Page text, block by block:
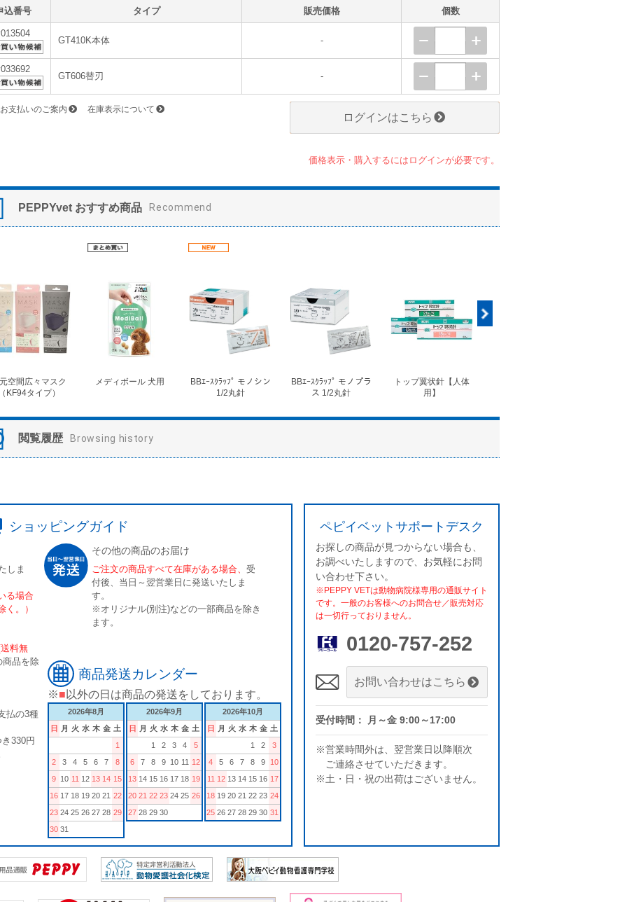
込番号 タイプ 販売価格 個数
GT410K本体 -
GT606替刃 -
支払いのご案内 在庫表示について
ログインはこちら
価格表示・購入するにはログインが必要です。
PEPPYvet おすすめ商品 Recommend
空間広々マスク
KF94タイプ）
メディボール 犬用
BBｴｰｽｸﾗｯﾌﾟ モノシン
1/2丸針
BBｴｰｽｸﾗｯﾌﾟ モノプラ
ス 1/2丸針
トップ翼状針【人体
用】
閲覧履歴 Browsing history
ショッピングガイド
しま
る場合
。）
料無
品を除
払の3種
330円
その他の商品のお届け
ご注文の商品すべて在庫がある場合、 受
付後、当日～翌営業日に発送いたしま
す。
※オリジナル(別注)などの一部商品を除き
ます。
商品発送カレンダー
※■ 以外の日は商品の発送をしております。
2026年8月
日
月 火 水 木 金 土
1
2
3 4 5 6 7
8
9 10 11 12 13 14 15
16 17 18 19 20 21 22
23 24 25 26 27 28 29
30 31
2026年9月
日
月 火 水 木 金 土
1
2 3 4
5
6
7 8 9 10 11 12
13 14 15 16 17 18 19
20 21 22 23 24 25 26
27 28 29 30
2026年10月
日
月 火 水 木 金 土
1
2
3
4
5 6 7 8 9
10
11 12 13 14 15 16 17
18 19 20 21 22 23 24
25 26 27 28 29 30 31
ペピイベットサポートデスク
お探しの商品が見つからない場合も、
お調べいたしますので、お気軽にお問
い合わせ下さい。
※PEPPY VETは動物病院様専用の通販サイト
です。一般のお客様へのお問合せ／販売対応
は一切行っておりません。
0120-757-252
お問い合わせはこちら
受付時間： 月～金 9:00～17:00
※営業時間外は、翌営業日以降順次
ご連絡させていただきます。
※土・日・祝の出荷はございません。